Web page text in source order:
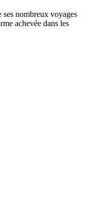
ses nombreux voyages
achevée dans les